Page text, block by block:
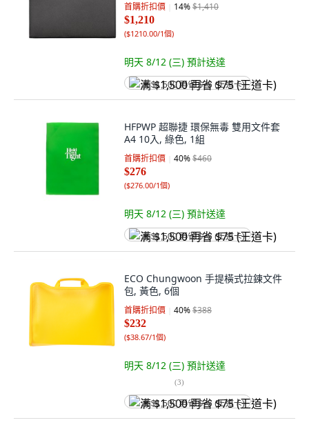
首購折扣價 14%$1,410
$1,210
($1210.00/1個)
明天 8/12 (三) 預計送達
满 $1,500 再省 $75 (王道卡)
HFPWP 超聯捷 環保無毒 雙用文件套
A4 10入, 綠色, 1組
首購折扣價 40%$460
$276
($276.00/1個)
明天 8/12 (三) 預計送達
满 $1,500 再省 $75 (王道卡)
ECO Chungwoon 手提橫式拉鍊文件
包, 黃色, 6個
首購折扣價 40%$388
$232
($38.67/1個)
明天 8/12 (三) 預計送達
(3)
满 $1,500 再省 $75 (王道卡)